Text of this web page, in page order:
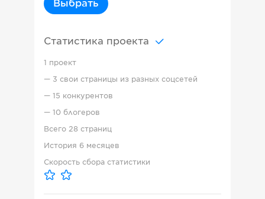
Выбрать
Статистика проекта
1 проект
— 3 свои страницы из разных соцсетей
— 15 конкурентов
— 10 блогеров
Всего 28 страниц
История 6 месяцев
Скорость сбора статистики